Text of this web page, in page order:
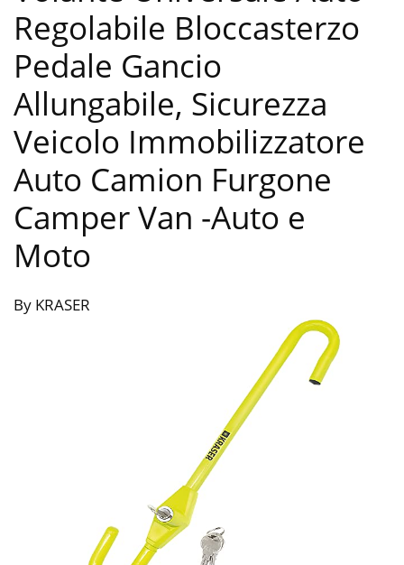
Regolabile Bloccasterzo
Pedale Gancio
Allungabile, Sicurezza
Veicolo Immobilizzatore
Auto Camion Furgone
Camper Van -Auto e
Moto
By KRASER